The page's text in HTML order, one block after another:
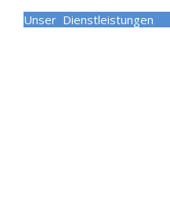
Unser